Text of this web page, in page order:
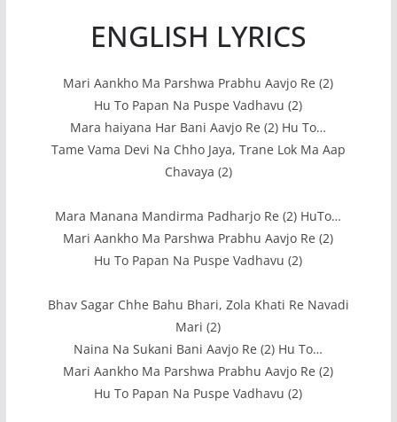
ENGLISH LYRICS
Mari Aankho Ma Parshwa Prabhu Aavjo Re (2)
Hu To Papan Na Puspe Vadhavu (2)
Mara haiyana Har Bani Aavjo Re (2) Hu To…
Tame Vama Devi Na Chho Jaya, Trane Lok Ma Aap
Chavaya (2)
Mara Manana Mandirma Padharjo Re (2) HuTo…
Mari Aankho Ma Parshwa Prabhu Aavjo Re (2)
Hu To Papan Na Puspe Vadhavu (2)
Bhav Sagar Chhe Bahu Bhari, Zola Khati Re Navadi
Mari (2)
Naina Na Sukani Bani Aavjo Re (2) Hu To…
Mari Aankho Ma Parshwa Prabhu Aavjo Re (2)
Hu To Papan Na Puspe Vadhavu (2)